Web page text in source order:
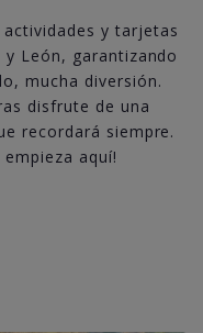
y tarjetas
León, garantizando
mucha diversión.
disfrute de una
recordará siempre.
aquí!